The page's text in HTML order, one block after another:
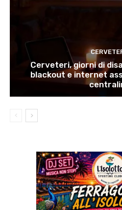
Cerveteri, giorni di
blackout e internet